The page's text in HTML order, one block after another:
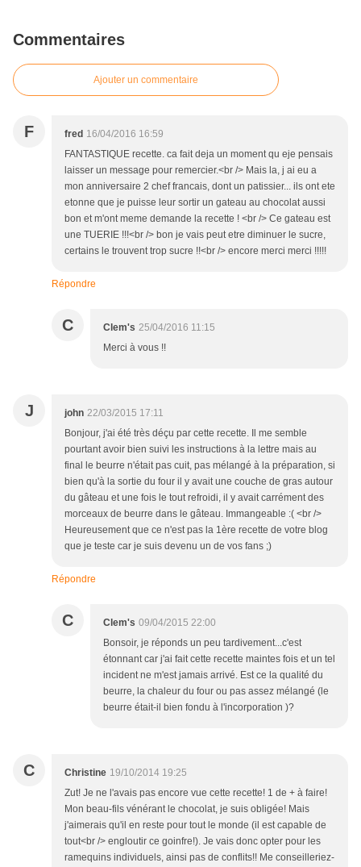
Commentaires
Ajouter un commentaire
F fred 16/04/2016 16:59
FANTASTIQUE recette. ca fait deja un moment qu eje pensais
laisser un message pour remercier.<br /> Mais la, j ai eu a
mon anniversaire 2 chef francais, dont un patissier... ils ont ete
etonne que je puisse leur sortir un gateau au chocolat aussi
bon et m'ont meme demande la recette ! <br /> Ce gateau est
une TUERIE !!!<br /> bon je vais peut etre diminuer le sucre,
certains le trouvent trop sucre !!<br /> encore merci merci !!!!!
Répondre
C Clem's 25/04/2016 11:15
Merci à vous !!
J john 22/03/2015 17:11
Bonjour, j'ai été très déçu par cette recette. Il me semble
pourtant avoir bien suivi les instructions à la lettre mais au
final le beurre n'était pas cuit, pas mélangé à la préparation, si
bien qu'à la sortie du four il y avait une couche de gras autour
du gâteau et une fois le tout refroidi, il y avait carrément des
morceaux de beurre dans le gâteau. Immangeable :( <br />
Heureusement que ce n'est pas la 1ère recette de votre blog
que je teste car je suis devenu un de vos fans ;)
Répondre
C Clem's 09/04/2015 22:00
Bonsoir, je réponds un peu tardivement...c'est
étonnant car j'ai fait cette recette maintes fois et un tel
incident ne m'est jamais arrivé. Est ce la qualité du
beurre, la chaleur du four ou pas assez mélangé (le
beurre était-il bien fondu à l'incorporation )?
C Christine 19/10/2014 19:25
Zut! Je ne l'avais pas encore vue cette recette! 1 de + à faire!
Mon beau-fils vénérant le chocolat, je suis obligée! Mais
j'aimerais qu'il en reste pour tout le monde (il est capable de
tout<br /> engloutir ce goinfre!). Je vais donc opter pour les
ramequins individuels, ainsi pas de conflits!! Me conseilleriez-